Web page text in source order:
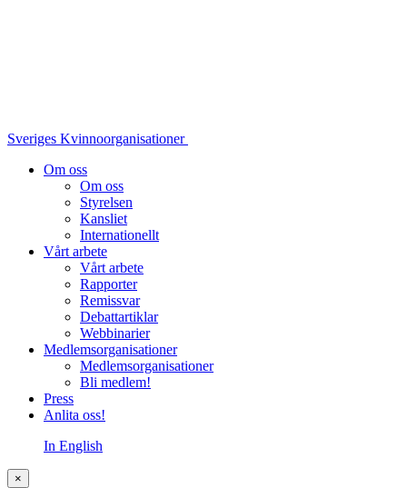
Sveriges Kvinnoorganisationer
Om oss
Om oss
Styrelsen
Kansliet
Internationellt
Vårt arbete
Vårt arbete
Rapporter
Remissvar
Debattartiklar
Webbinarier
Medlemsorganisationer
Medlemsorganisationer
Bli medlem!
Press
Anlita oss!
In English
×